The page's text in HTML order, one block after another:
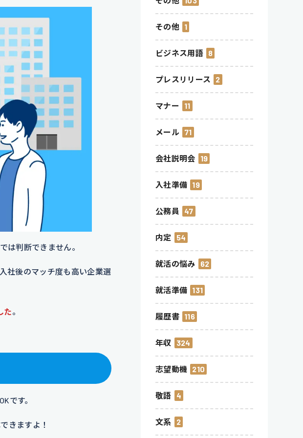
は判断できません。
社後のマッチ度も高い企業選
た。
です。
できますよ！
その他 1
ビジネス用語 8
プレスリリース 2
マナー 11
メール 71
会社説明会 19
入社準備 19
公務員 47
内定 54
就活の悩み 62
就活準備 131
履歴書 116
年収 324
志望動機 210
敬語 4
文系 2